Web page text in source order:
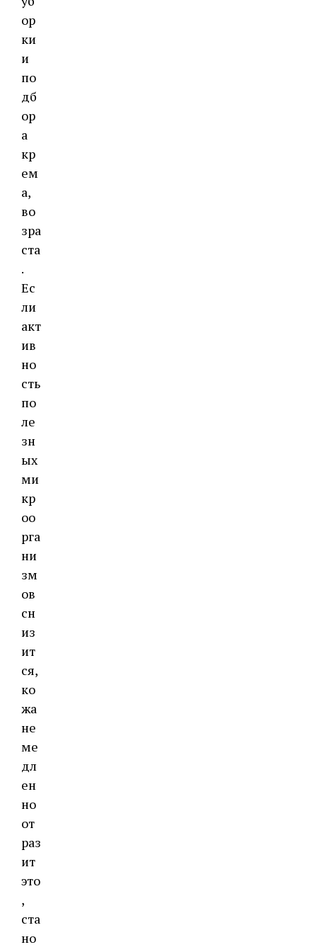
ор
ки
и
по
дб
ор
а
кр
ем
а,
во
зра
ста
.
Ес
ли
акт
ив
но
сть
по
ле
зн
ых
ми
кр
оо
рга
ни
зм
ов
сн
из
ит
ся,
ко
жа
не
ме
дл
ен
но
от
раз
ит
это
,
ста
но